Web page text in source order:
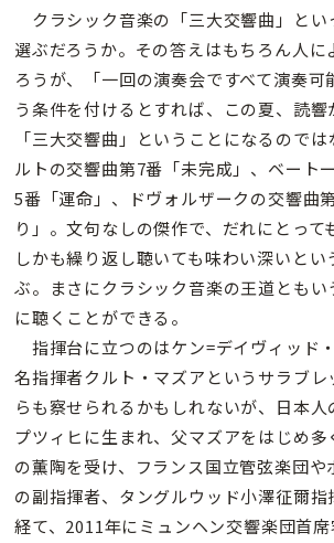
クラシック音楽の「三大交響曲」とい
選ぶだろうか。その答えはもちろん人に
ろうが、「一回の演奏会ですべて演奏可
う条件を付けるとすれば、この夏、読響
「三大交響曲」ということになるので
ルトの交響曲第7番「未完成」、ベート
5番「運命」、ドヴォルザークの交響曲
り」。文句なしの傑作で、だれにとって
しかも繰り返し聴いても味わい深いとい
ぶ。まさにクラシック音楽の王道とも
に聴くことができる。
指揮台に立つのはケン=デイヴィッド
名指揮者クルト・マズアというサラブ
らも察せられるかもしれないが、日本人
プツィヒに生まれ、父マズアをはじめ多
の薫陶を受け、フランス国立管弦楽団や
の副指揮者、タングルウッド小澤征爾指
経て、2011年にミュンヘン交響楽団首